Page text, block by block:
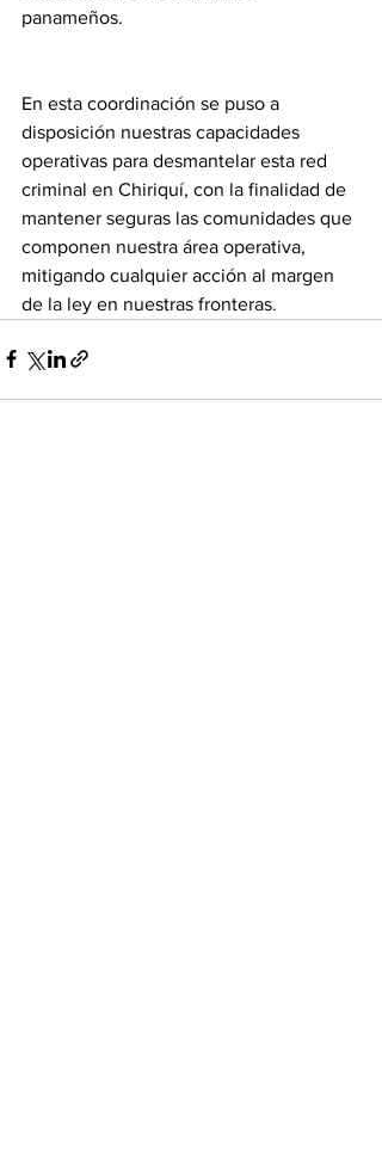
panameños.
En esta coordinación se puso a
disposición nuestras capacidades
operativas para desmantelar esta red
criminal en Chiriquí, con la finalidad de
mantener seguras las comunidades que
componen nuestra área operativa,
mitigando cualquier acción al margen
de la ley en nuestras fronteras.